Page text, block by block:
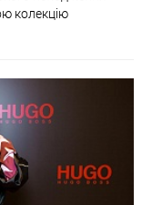
колекцію